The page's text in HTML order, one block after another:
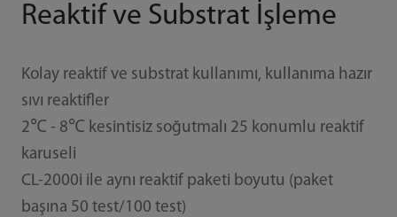
Reaktif ve Substrat İşleme
Kolay reaktif ve substrat kullanımı, kullanıma hazır
sıvı reaktifler
2℃ - 8℃ kesintisiz soğutmalı 25 konumlu reaktif
karuseli
CL-2000i ile aynı reaktif paketi boyutu (paket
başına 50 test/100 test)